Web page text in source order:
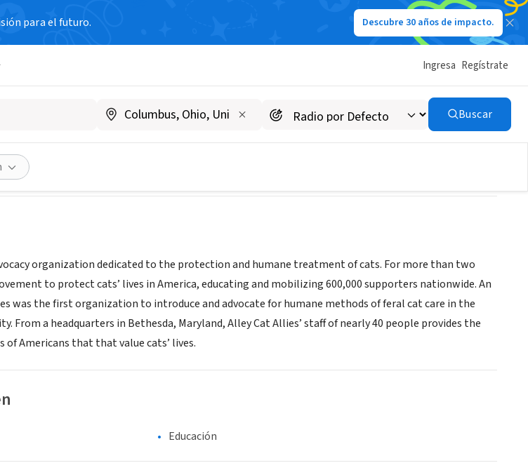
para el futuro. Descubre 30 años de impacto.
Ingresa Regístrate
Buscar
organization dedicated to the protection and humane treatment of cats. For more than two
to protect cats’ lives in America, educating and mobilizing 600,000 supporters nationwide. An
was the first organization to introduce and advocate for humane methods of feral cat care in the
From a headquarters in Bethesda, Maryland, Alley Cat Allies’ staff of nearly 40 people provides the
Americans that that value cats’ lives.
Educación